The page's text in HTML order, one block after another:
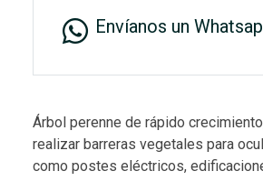
Envíanos un
Árbol perenne de rápido
realizar barreras vegetales para
como postes eléctricos,